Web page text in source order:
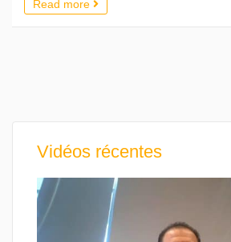
Read more
Vidéos récentes